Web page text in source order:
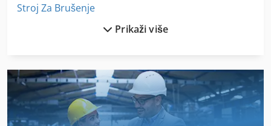
Stroj Za Brušenje
Stroj Za Probijanje
Stroj Za Ravnanje Cijevi
Prikaži više